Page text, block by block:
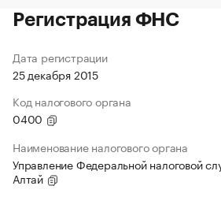
Регистрация ФНС
Дата регистрации
25 декабря 2015
Код налогового органа
0400
Наименование налогового органа
Управление Федеральной налоговой
Алтай